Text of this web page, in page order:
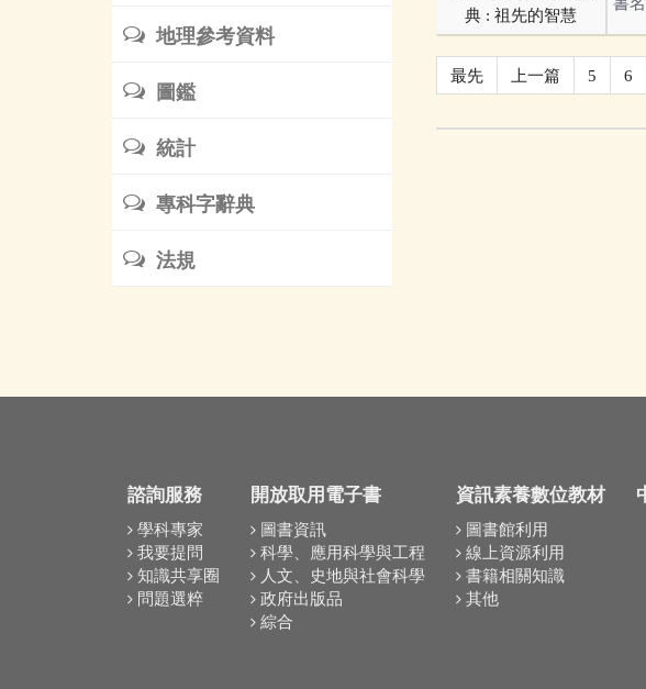
地理參考資料
圖鑑
統計
專科字辭典
法規
最先 上一篇 5 6
諮詢服務
學科專家
我要提問
知識共享圈
問題選粹
開放取用電子書
圖書資訊
科學、應用科學與工程
人文、史地與社會科學
政府出版品
綜合
資訊素養數位教材
圖書館利用
線上資源利用
書籍相關知識
其他